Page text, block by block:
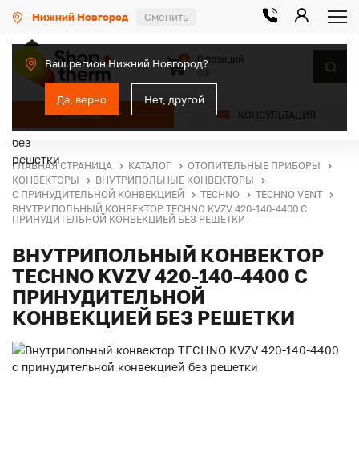
Нижний Новгород Сменить
Ваш регион Нижний Новгород?
Да, верно Нет, другой
КАТАЛОГ КОНСУЛЬТАЦИЯ
0
0 позиций
ГЛАВНАЯ СТРАНИЦА КАТАЛОГ
ОТОПИТЕЛЬНЫЕ ПРИБОРЫ
КОНВЕКТОРЫ
ВНУТРИПОЛЬНЫЕ КОНВЕКТОРЫ
С ПРИНУДИТЕЛЬНОЙ КОНВЕКЦИЕЙ
TECHNO
TECHNO VENT
ВНУТРИПОЛЬНЫЙ КОНВЕКТОР TECHNO KVZV 420-140-4400 С
ПРИНУДИТЕЛЬНОЙ КОНВЕКЦИЕЙ БЕЗ РЕШЕТКИ
ВНУТРИПОЛЬНЫЙ КОНВЕКТОР
TECHNO KVZV 420-140-4400 С
ПРИНУДИТЕЛЬНОЙ
КОНВЕКЦИЕЙ БЕЗ РЕШЕТКИ